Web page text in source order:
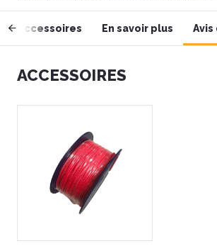
Accessoires En savoir plus Avis
ACCESSOIRES